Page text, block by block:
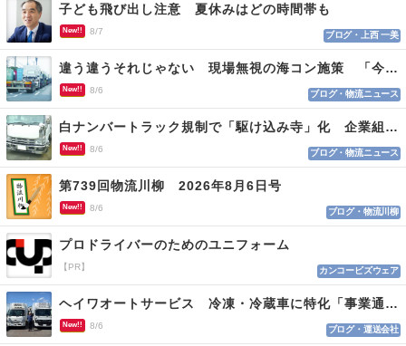
子ども飛び出し注意 夏休みはどの時間帯も
New!! 8/7 ブログ・上西 一美
違う違うそれじゃない 現場無視の海コン施策 「今でも平均２～３時間は待つ」
New!! 8/6 ブログ・物流ニュース
白ナンバートラック規制で「駆け込み寺」化 企業組合が入会基準を見直しへ
New!! 8/6 ブログ・物流ニュース
第739回物流川柳 2026年8月6日号
New!! 8/6 ブログ・物流川柳
プロドライバーのためのユニフォーム
【PR】 カンコービズウェア
ヘイワオートサービス 冷凍・冷蔵車に特化「事業通じ貢献目指す」
New!! 8/6 ブログ・運送会社